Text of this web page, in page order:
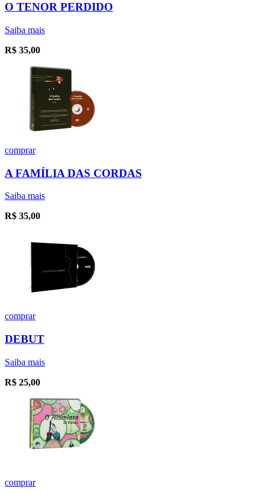
O TENOR PERDIDO
Saiba mais
R$ 35,00
comprar
A FAMÍLIA DAS CORDAS
Saiba mais
R$ 35,00
comprar
DEBUT
Saiba mais
R$ 25,00
comprar